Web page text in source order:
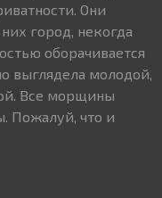
Они
город, некогда
оборачивается
выглядела молодой,
Все морщины
Пожалуй, что и